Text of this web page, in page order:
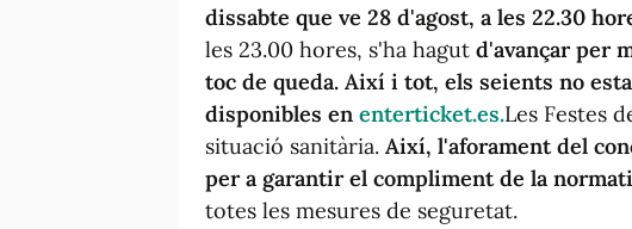
dissabte que ve 28 d'agost, a les 22.30
les 23.00 hores, s'ha hagut d'avançar per
toc de queda. Així i tot, els seients no
disponibles en enterticket.es.Les Festes
situació sanitària. Així, l'aforament del
per a garantir el compliment de la
totes les mesures de seguretat.